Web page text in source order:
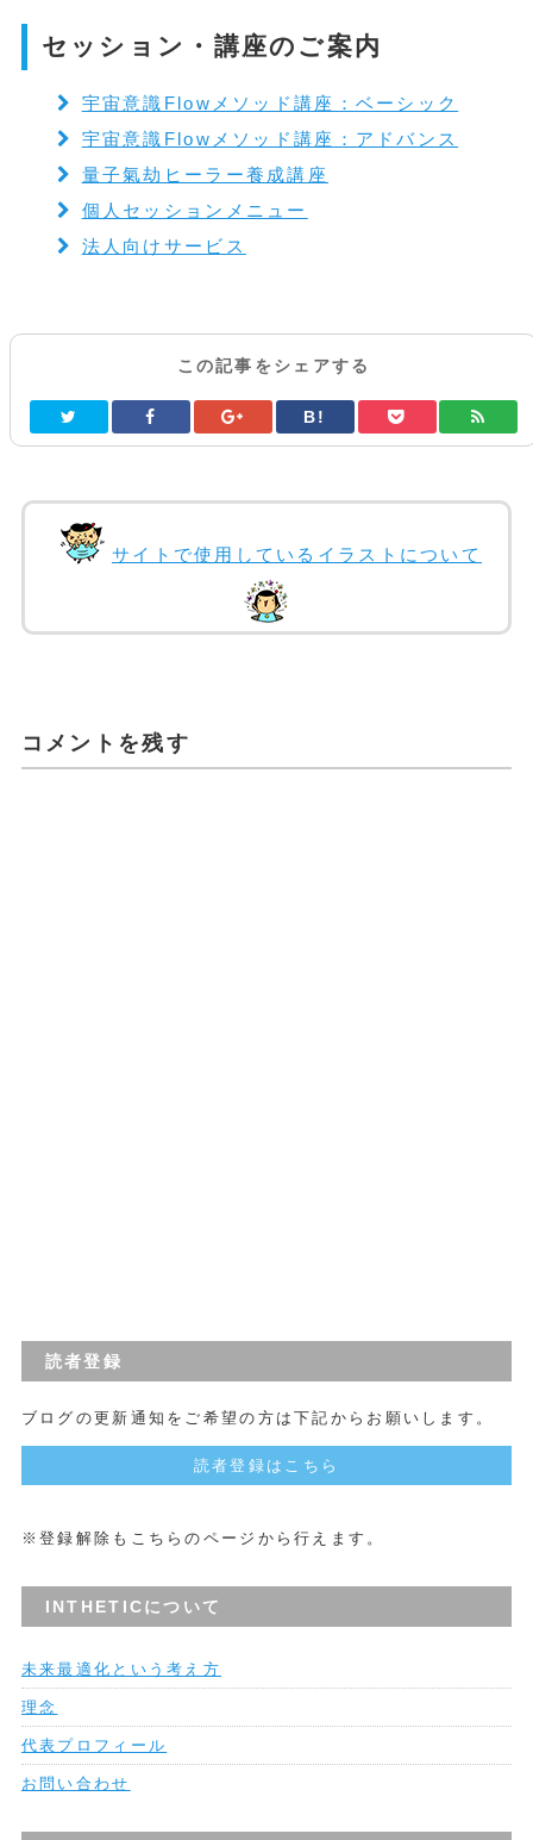
セッション・講座のご案内
宇宙意識Flowメソッド講座：ベーシック
宇宙意識Flowメソッド講座：アドバンス
量子氣劫ヒーラー養成講座
個人セッションメニュー
法人向けサービス
この記事をシェアする
B!
サイトで使用しているイラストについて
コメントを残す
読者登録
ブログの更新通知をご希望の方は下記からお願いします。
読者登録はこちら
※登録解除もこちらのページから行えます。
INTHETICについて
未来最適化という考え方
理念
代表プロフィール
お問い合わせ